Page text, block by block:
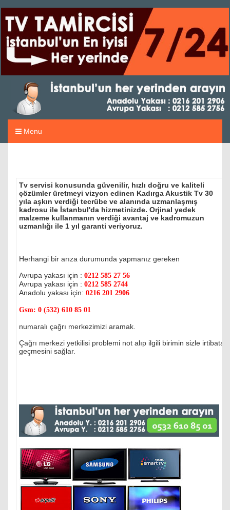
Menu
Tv servisi konusunda güvenilir, hızlı doğru ve kaliteli
çözümler üretmeyi vizyon edinen Kadırga Akustik Tv 30
yıla aşkın verdiği tecrübe ve alanında uzmanlaşmış
kadrosu ile İstanbul'da hizmetinizde. Orjinal yedek
malzeme kullanmanın verdiği avantaj ve kadromuzun
uzmanlığı ile 1 yıl garanti veriyoruz.
Herhangi bir arıza durumunda yapmanız gereken
Avrupa yakası için : 0212 585 27 56
Avrupa yakası için : 0212 585 2744
Anadolu yakası için: 0216 201 2906
Gsm: 0 (532) 610 85 01
numaralı çağrı merkezimizi aramak.
Çağrı merkezi yetkilisi problemi not alıp ilgili birimin sizle irtibata
geçmesini sağlar.